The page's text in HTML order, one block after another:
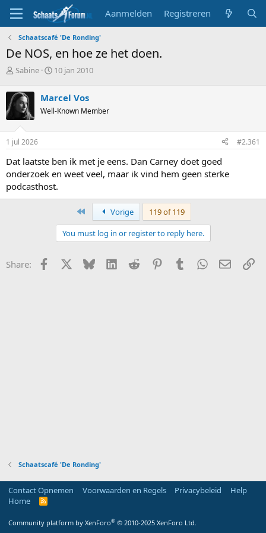
Aanmelden Registreren
Schaatscafé 'De Ronding'
De NOS, en hoe ze het doen.
T
p
i
c
s
t
a
t
e
r
Sabine
S
r
t
a
m
10 jan 2010
Marcel Vos
Well-Known Member
1 jul 2026 #2.361
Dat laatste ben ik met je eens. Dan Carney doet goed
onderzoek en weet veel, maar ik vind hem geen sterke
podcasthost.
Vorige
119 of 119
You must log in or register to reply here.
Share: Facebook Bluesky LinkedInReddit PinterestTumblrWhatsApp
E-mail
Schaatscafé 'De Ronding'
Contact Opnemen Voorwaarden en Regels Privacybeleid
Help
Home
R
Community platform by XenForo® © 2010-2025 XenForo Ltd.